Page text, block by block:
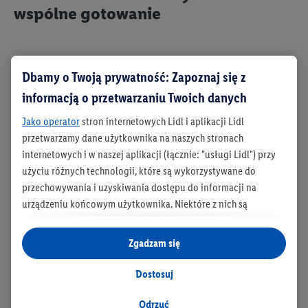
wspólne gotowanie
czas podczas gotowania, przyrządzenie smacznego
dania może być doskonałym pomysłem na spędzenie
ulubione danie mamy i zaprosić ją na uroczysty obiad
lub kolację. Na
Ryneczku Lidla
dostaniesz wszystkie
potrzebne produkty, aby stworzyć kulinarne
arcydzieła. A jeśli nie masz pomysłu, co ugotować,
skorzystaj z naszych przepisów prosto z
Kuchni Lidla
Nie zapomnij również dobrać odpowiedniego wina do
przygotowanych pyszności, aby wznieść toast za
zdrowie mamy.
Dbamy o Twoją prywatność: Zapoznaj się z
informacją o przetwarzaniu Twoich danych
Jako operatorstron internetowych Lidl i aplikacji Lidl
przetwarzamy dane użytkownika na naszych stronach
internetowych i w naszej aplikacji (łącznie: "usługi Lidl") przy
użyciu różnych technologii, które są wykorzystywane do
przechowywania i uzyskiwania dostępu do informacji na
urządzeniu końcowym użytkownika. Niektóre z nich są
są za zgodą użytkownika - również przez partnerów (
jako odrębnych
administratorów lub współadministratorów
danych osobowych; w związku z IAB TCF łącznie
generowania statystyk lub prezentowania
Odrzuć
Dostosuj
Zgadzam się